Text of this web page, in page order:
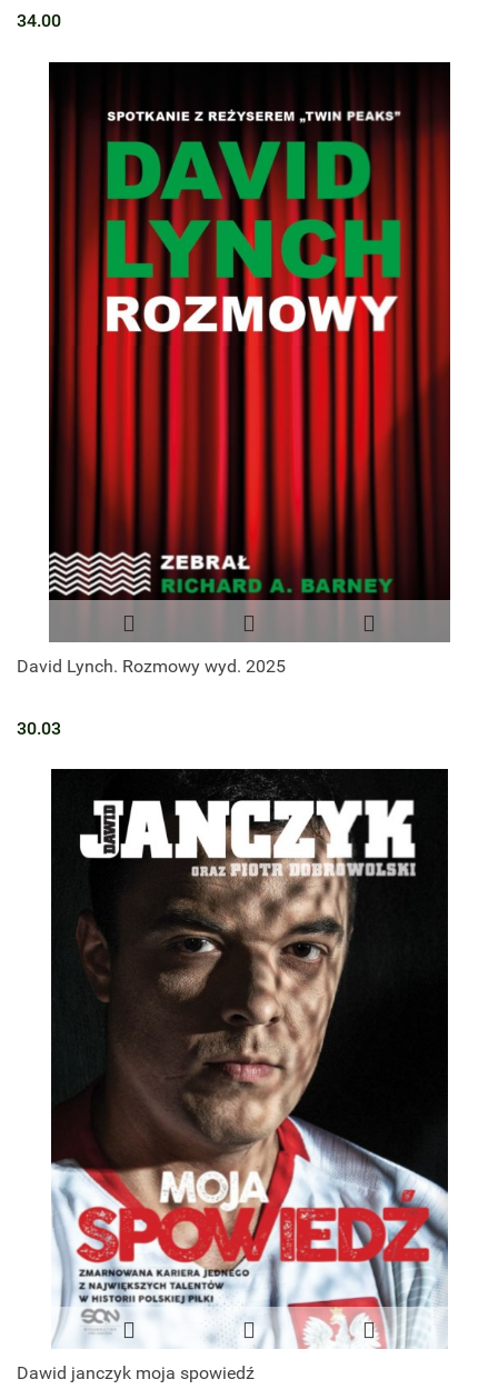
34.00
David Lynch. Rozmowy wyd. 2025
30.03
Dawid janczyk moja spowiedź